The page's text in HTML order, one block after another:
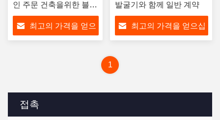
접촉
인 주문 건축을위한 블록
제조 프로세스
최고의 가격을 얻으
발굴기와 함께 일반 계약
최고의 가격을 얻으십
1